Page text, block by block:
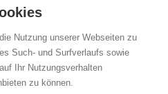
Nutzung unserer Webseiten zu
Such- und Surfverlaufs sowie
Ihr Nutzungsverhalten
zu können.